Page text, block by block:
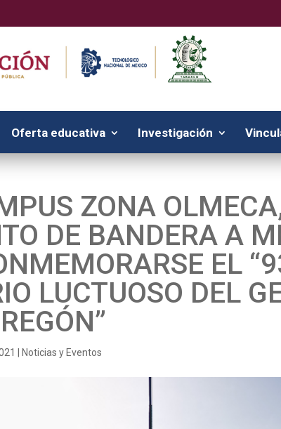
Oferta educativa Investigación
ZONA
DE BANDERA A
EL
LUCTUOSO DEL
Noticias y Eventos